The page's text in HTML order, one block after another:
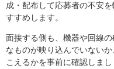
成・配布して応募者の不安
すすめします。
面接する側も、機器や回線
なものが映り込んでいない
こえるかを事前に確認しま